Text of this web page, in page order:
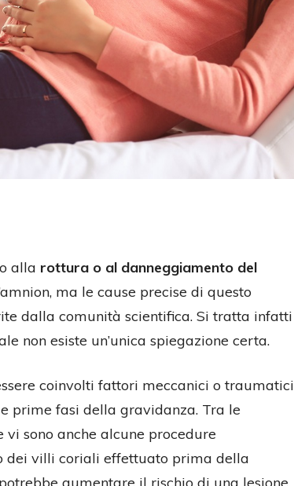
alla rottura o al danneggiamento del
ma le cause precise di questo
dalla comunità scientifica. Si tratta infatti
non esiste un’unica spiegazione certa.
coinvolti fattori meccanici o traumatici
prime fasi della gravidanza. Tra le
vi sono anche alcune procedure
dei villi coriali effettuato prima della